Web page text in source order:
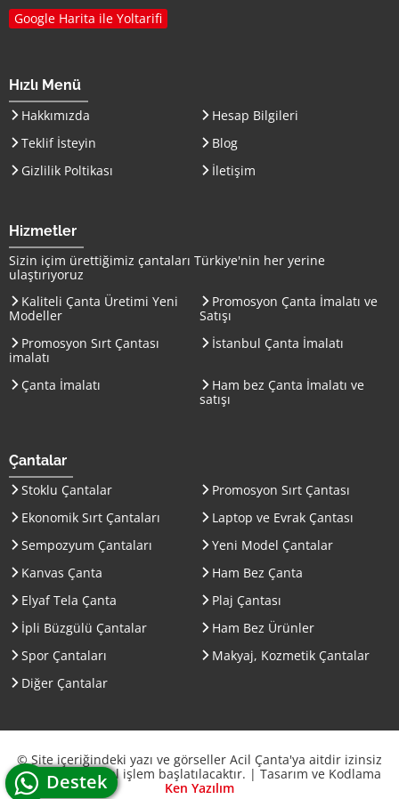
whatsapp canlı
Destek
Google Harita ile Yoltarifi
Hızlı Menü
Hakkımızda
Hesap Bilgileri
Teklif İsteyin
Blog
Gizlilik Poltikası
İletişim
Hizmetler
Sizin içim ürettiğimiz çantaları Türkiye'nin her yerine
ulaştırıyoruz
Kaliteli Çanta Üretimi Yeni
Modeller
Promosyon Çanta İmalatı ve
Satışı
Promosyon Sırt Çantası
imalatı
İstanbul Çanta İmalatı
Çanta İmalatı
Ham bez Çanta İmalatı ve
satışı
Çantalar
Stoklu Çantalar
Promosyon Sırt Çantası
Ekonomik Sırt Çantaları
Laptop ve Evrak Çantası
Sempozyum Çantaları
Yeni Model Çantalar
Kanvas Çanta
Ham Bez Çanta
Elyaf Tela Çanta
Plaj Çantası
İpli Büzgülü Çantalar
Ham Bez Ürünler
Spor Çantaları
Makyaj, Kozmetik Çantalar
Diğer Çantalar
© Site içeriğindeki yazı ve görseller Acil Çanta'ya aitdir izinsiz
kullanımda yasal işlem başlatılacaktır. | Tasarım ve Kodlama
Ken Yazılım